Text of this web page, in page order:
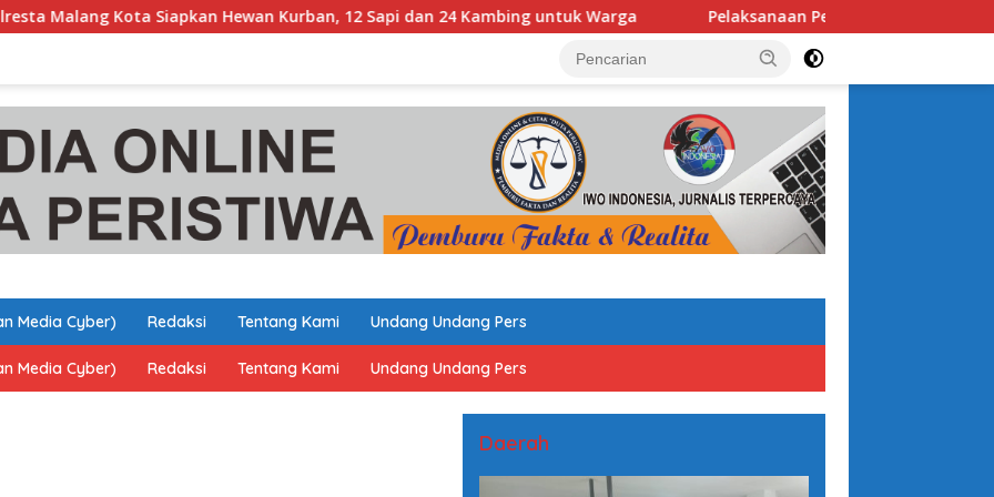
Siapkan Hewan Kurban, 12 Sapi dan 24 Kambing untuk Warga Pelaksanaan Penyembelihan Hewan Kurban di Madin
Media Cyber) Redaksi Tentang Kami Undang Undang Pers
Media Cyber) Redaksi Tentang Kami Undang Undang Pers
Daerah